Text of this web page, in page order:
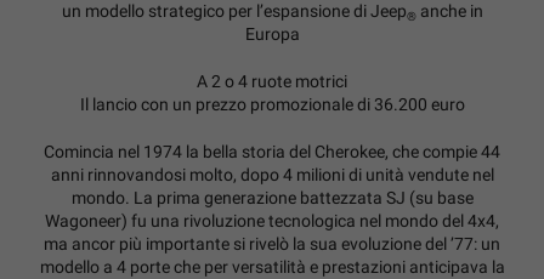
un modello strategico per l’espansione di Jeep® anche in
Europa
A 2 o 4 ruote motrici
Il lancio con un prezzo promozionale di 36.200 euro
Comincia nel 1974 la bella storia del Cherokee, che compie 44
anni rinnovandosi molto, dopo 4 milioni di unità vendute nel
mondo. La prima generazione battezzata SJ (su base
Wagoneer) fu una rivoluzione tecnologica nel mondo del 4x4,
ma ancor più importante si rivelò la sua evoluzione del ’77: un
modello a 4 porte che per versatilità e prestazioni anticipava la